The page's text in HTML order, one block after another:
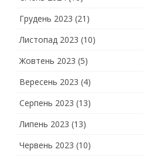
Грудень 2023 (21)
Листопад 2023 (10)
Жовтень 2023 (5)
Вересень 2023 (4)
Серпень 2023 (13)
Липень 2023 (13)
Червень 2023 (10)